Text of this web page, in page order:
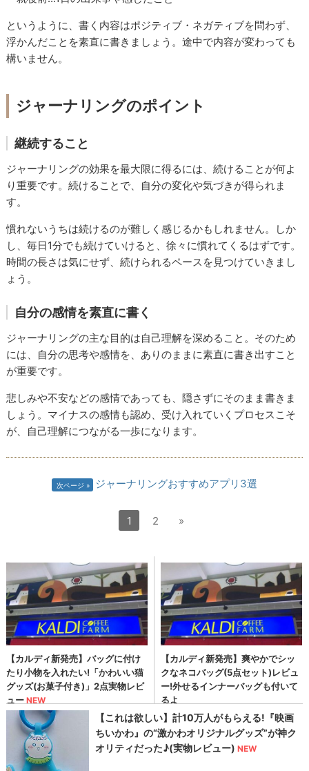
というように、書く内容はポジティブ・ネガティブを問わず、
浮かんだことを素直に書きましょう。途中で内容が変わっても
構いません。
ジャーナリングのポイント
継続すること
ジャーナリングの効果を最大限に得るには、続けることが何よ
り重要です。続けることで、自分の変化や気づきが得られま
す。
慣れないうちは続けるのが難しく感じるかもしれません。しか
し、毎日1分でも続けていけると、徐々に慣れてくるはずです。
時間の長さは気にせず、続けられるペースを見つけていきまし
ょう。
自分の感情を素直に書く
ジャーナリングの主な目的は自己理解を深めること。そのため
には、自分の思考や感情を、ありのままに素直に書き出すこと
が重要です。
悲しみや不安などの感情であっても、隠さずにそのまま書きま
しょう。マイナスの感情も認め、受け入れていくプロセスこそ
が、自己理解につながる一歩になります。
次ページ ジャーナリングおすすめアプリ3選
1 2 »